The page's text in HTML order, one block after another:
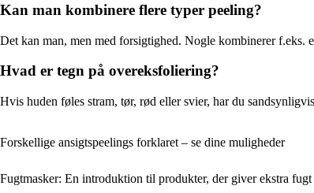
Kan man kombinere flere typer peeling?
Det kan man, men med forsigtighed. Nogle kombinerer
Hvad er tegn på overeksfoliering?
Hvis huden føles stram, tør, rød eller svier, har du
Forskellige ansigtspeelings forklaret – se dine muligheder
Fugtmasker: En introduktion til produkter, der giver ekstra fugt